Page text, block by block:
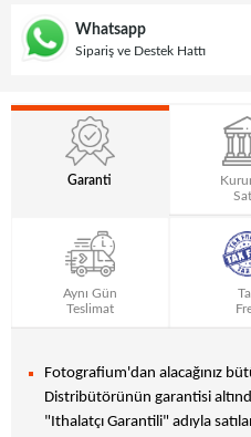
Whatsapp
Sipariş ve Destek Hattı
Garanti
Aynı Gün
Teslimat
Fotografium'dan alacağınız
Distribütörünün garantisi
"Ithalatçı Garantili" adıyla